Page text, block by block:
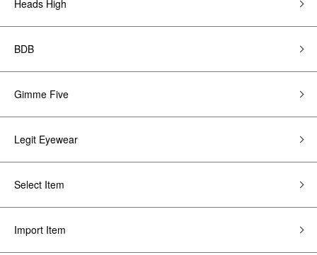
Heads High
BDB
Gimme Five
Legit Eyewear
Select Item
Import Item